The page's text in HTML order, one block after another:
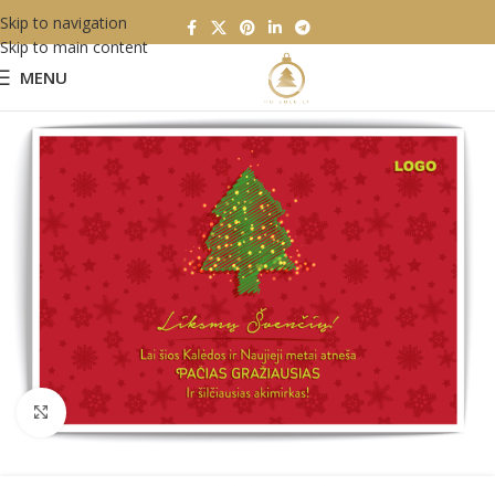
Skip to navigation
Skip to main content
MENU
Click to enlarge